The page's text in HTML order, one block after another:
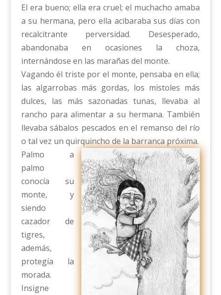
El era bueno; ella era cruel; el muchacho amaba
a su hermana, pero ella acibaraba sus días con
recalcitrante perversidad. Desesperado,
abandonaba en ocasiones la choza,
internándose en las marañas del monte.
Vagando él triste por el monte, pensaba en ella;
las algarrobas más gordas, los mistoles más
dulces, las más sazonadas tunas, llevaba al
rancho para alimentar a su hermana. También
llevaba sábalos pescados en el remanso del río
o tal vez un quirquincho de la barranca próxima.
Palmo a
palmo
conocía su
monte, y
siendo
cazador de
tigres,
además,
protegía la
morada.
Insigne